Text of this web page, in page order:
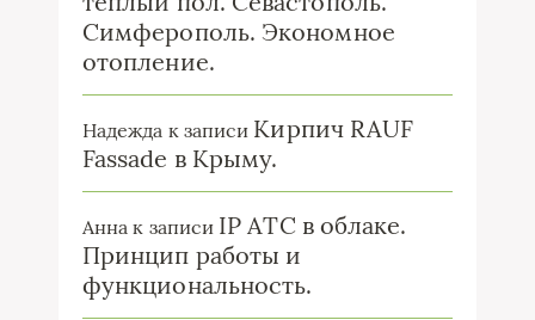
Симферополь. Экономное
отопление.
Надежда к записи Кирпич RAUF
Fassade в Крыму.
Анна к записи IP ATC в облаке.
Принцип работы и
функциональность.